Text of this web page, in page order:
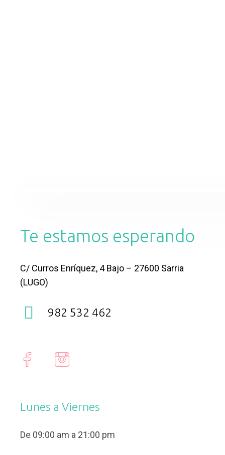
Te estamos esperando
C/ Curros Enríquez, 4 Bajo – 27600 Sarria
(LUGO)
982 532 462
Lunes a Viernes
De 09:00 am a 21:00 pm